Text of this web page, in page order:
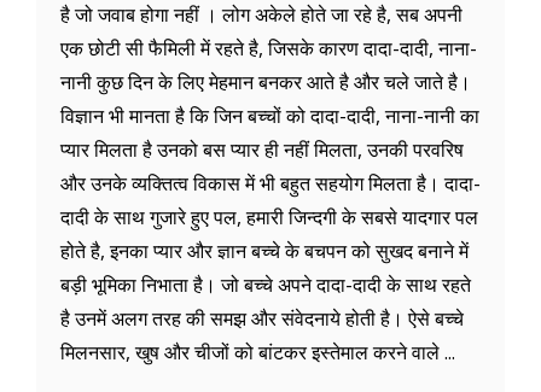
है जो जवाब होगा नहीं । लोग अकेले होते जा रहे है, सब अपनी
एक छोटी सी फैमिली में रहते है, जिसके कारण दादा-दादी, नाना-
नानी कुछ दिन के लिए मेहमान बनकर आते है और चले जाते है।
विज्ञान भी मानता है कि जिन बच्चों को दादा-दादी, नाना-नानी का
प्यार मिलता है उनको बस प्यार ही नहीं मिलता, उनकी परवरिष
और उनके व्यक्तित्व विकास में भी बहुत सहयोग मिलता है। दादा-
दादी के साथ गुजारे हुए पल, हमारी जिन्दगी के सबसे यादगार पल
होते है, इनका प्यार और ज्ञान बच्चे के बचपन को सुखद बनाने में
बड़ी भूमिका निभाता है। जो बच्चे अपने दादा-दादी के साथ रहते
है उनमें अलग तरह की समझ और संवेदनाये होती है। ऐसे बच्चे
मिलनसार, खुष और चीजों को बांटकर इस्तेमाल करने वाले ...